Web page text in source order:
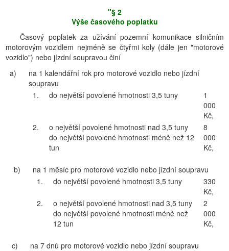
"§ 2
Výše časového poplatku
Časový poplatek za užívání pozemní komunikace silničním
motorovým vozidlem nejméně se čtyřmi koly (dále jen "motorové
vozidlo") nebo jízdní soupravou činí
a)
na 1 kalendářní rok pro motorové vozidlo nebo jízdní
soupravu
1.
do největší povolené hmotnosti 3,5 tuny
1
000
Kč,
2.
o největší povolené hmotnosti nad 3,5 tuny
do největší povolené hmotnosti méně než 12
tun
8
000
Kč,
b)
na 1 měsíc pro motorové vozidlo nebo jízdní soupravu
1.
do největší povolené hmotnosti 3,5 tuny
330
Kč,
2.
o největší povolené hmotnosti nad 3,5 tuny
do největší povolené hmotnosti méně než
12 tun
2
000
Kč,
c)
na 7 dnů pro motorové vozidlo nebo jízdní soupravu